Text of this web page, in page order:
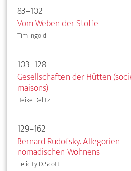
83–102
Vom Weben der Stoffe
Tim Ingold
103–128
Gesellschaften der Hütten
maisons)
Heike Delitz
129–162
Bernard Rudofsky. Allegorien
nomadischen Wohnens
Felicity D. Scott